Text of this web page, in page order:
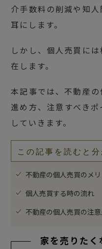
介手数料の削減や知
耳にします。
しかし、個人売買に
在します。
本記事では、不動産
進め方、注意すべき
していきます。
この記事を読むと分
不動産の個人売買のメ
個人売買する時の流れ
不動産の個人売買の注意
家を売りた